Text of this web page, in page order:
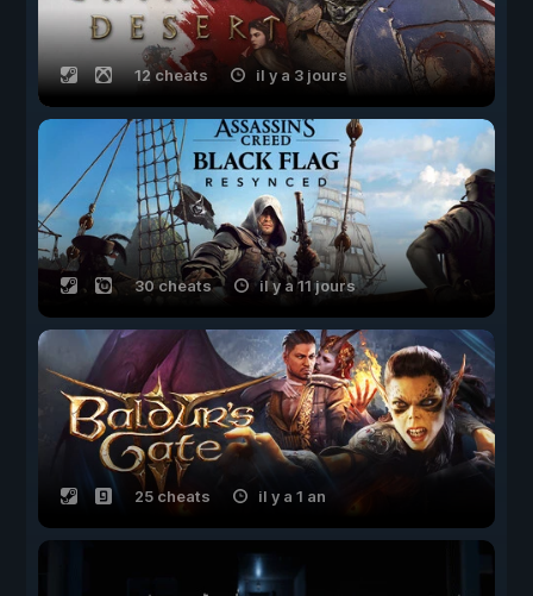
12 cheats il y a 3 jours
30 cheats il y a 11 jours
25 cheats il y a 1 an